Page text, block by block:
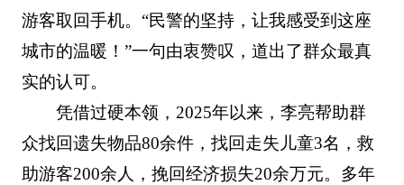
游客取回手机。“民警的坚持，让我感受到这座
城市的温暖！”一句由衷赞叹，道出了群众最真
实的认可。
凭借过硬本领，2025年以来，李亮帮助群
众找回遗失物品80余件，找回走失儿童3名，救
助游客200余人，挽回经济损失20余万元。多年